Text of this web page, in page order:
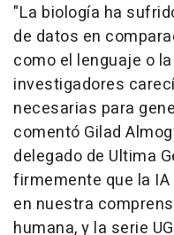
"La biología ha
de datos en
como el lenguaje o
investigadores
necesarias para
comentó Gilad
delegado de Ultima
firmemente que la
en nuestra
humana, y la serie